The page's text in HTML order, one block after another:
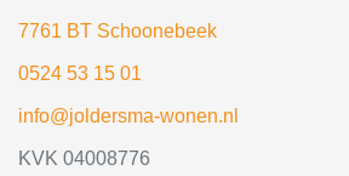
7761 BT Schoonebeek
0524 53 15 01
info@joldersma-wonen.nl
KVK 04008776